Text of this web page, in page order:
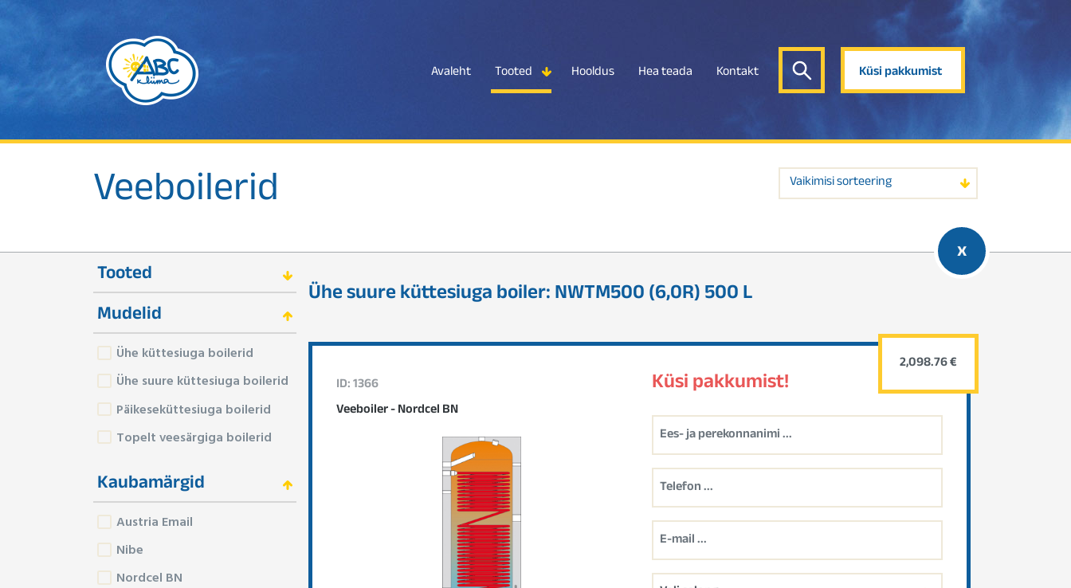
Avaleht Tooted Hooldus Hea teada Kontakt Küsi pakkumist
Veeboilerid Vaikimisi sorteering
Tooted
Mudelid
Ühe küttesiuga boilerid
Ühe suure küttesiuga boilerid
Päikeseküttesiuga boilerid
Topelt veesärgiga boilerid
Kaubamärgid
Austria Email
Nibe
Nordcel BN
Ühe suure küttesiuga boiler: NWTM500 (6,0R) 500 L
x
ID: 1366
Veeboiler - Nordcel BN
Küsi pakkumist!
2,098.76 €